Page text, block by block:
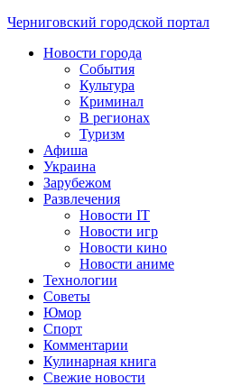
Черниговский городской портал
Новости города
События
Культура
Криминал
В регионах
Туризм
Афиша
Украина
Зарубежом
Развлечения
Новости IT
Новости игр
Новости кино
Новости аниме
Технологии
Советы
Юмор
Спорт
Комментарии
Кулинарная книга
Свежие новости